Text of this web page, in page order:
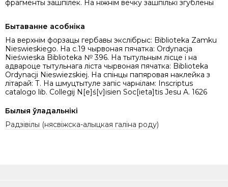
фрагменты зашпілек. На ніжнім вечку зашпількі згублены
Бытаванне асобніка
На верхнім форзацы гербавы экслібрыс: Biblioteka Zamku
Nieswieskiego. На с.19 чырвоная пячатка: Ordynacja
Nieświeska Biblioteka № 396. На тытульным лісце і на
адвароце тытульнага ліста чырвоная пячатка: Biblioteka
Ordynacji Nieswiezskiej. На спінцы папяровая наклейка з
літарай: Т. На шмуцтытуле запіс чарнілам: Inscriptus
catalogo lib. Collegij N[e]ś[v]isien Soc[ieta]tis Jesu A. 1626
Былыя ўладальнікі
Радзівілы (нясвіжска-алыцкая галіна роду)